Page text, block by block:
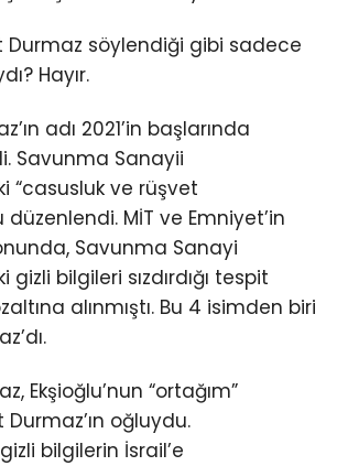
Durmaz söylendiği gibi sadece
Hayır.
adı 2021’in başlarında
Savunma Sanayii
“casusluk ve rüşvet
MİT ve Emniyet’in
Savunma Sanayi
gizli bilgileri sızdırdığı tespit
alınmıştı. Bu 4 isimden biri
Ekşioğlu’nun “ortağım”
oğluydu.
bilgilerin İsrail’e